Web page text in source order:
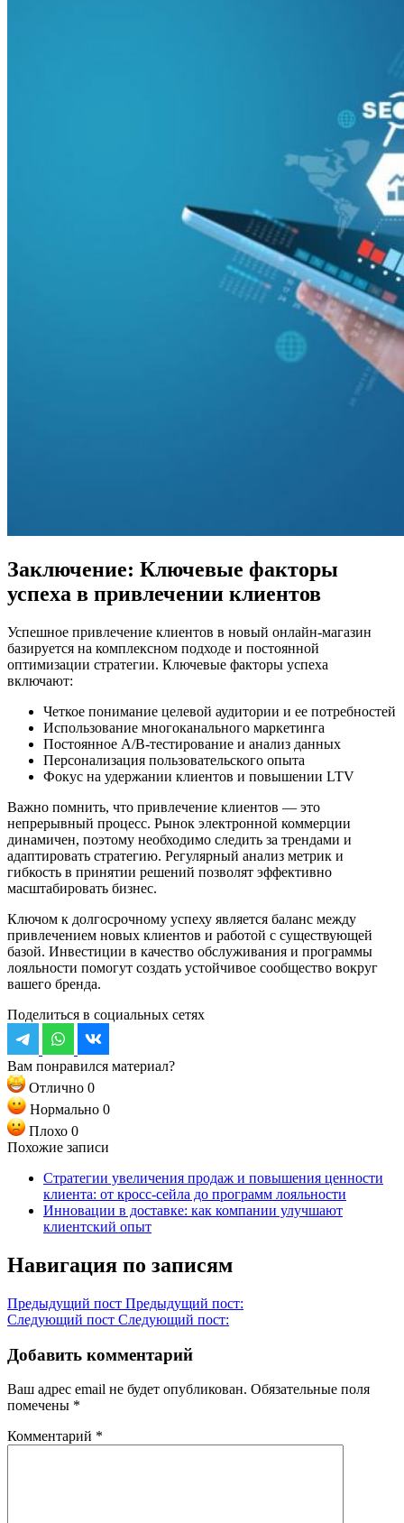
Заключение: Ключевые факторы
успеха в привлечении клиентов
Успешное привлечение клиентов в новый онлайн-магазин
базируется на комплексном подходе и постоянной
оптимизации стратегии. Ключевые факторы успеха
включают:
Четкое понимание целевой аудитории и ее потребностей
Использование многоканального маркетинга
Постоянное A/B-тестирование и анализ данных
Персонализация пользовательского опыта
Фокус на удержании клиентов и повышении LTV
Важно помнить, что привлечение клиентов — это
непрерывный процесс. Рынок электронной коммерции
динамичен, поэтому необходимо следить за трендами и
адаптировать стратегию. Регулярный анализ метрик и
гибкость в принятии решений позволят эффективно
масштабировать бизнес.
Ключом к долгосрочному успеху является баланс между
привлечением новых клиентов и работой с существующей
базой. Инвестиции в качество обслуживания и программы
лояльности помогут создать устойчивое сообщество вокруг
вашего бренда.
Поделиться в социальных сетях
Вам понравился материал?
Отлично 0
Нормально 0
Плохо 0
Похожие записи
Стратегии увеличения продаж и повышения ценности
клиента: от кросс-сейла до программ лояльности
Инновации в доставке: как компании улучшают
клиентский опыт
Навигация по записям
Предыдущий пост Предыдущий пост:
Следующий пост Следующий пост:
Добавить комментарий
Ваш адрес email не будет опубликован. Обязательные поля
помечены *
Комментарий *